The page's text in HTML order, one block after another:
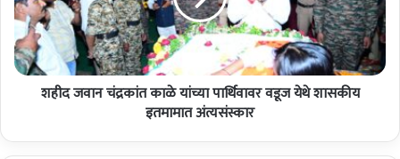
न
धो
म
ब
डी
न
चं
द्र
कां
यां
शहीद जवान चंद्रकांत काळे यांच्या पार्थिवावर वडूज येथे शासकीय
इतमामात अंत्यसंस्कार